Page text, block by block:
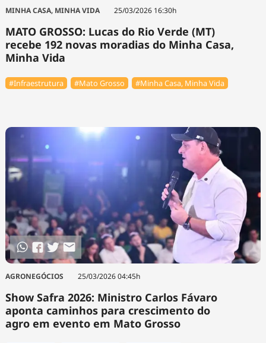
Cinema
Infraestrutura
Tempo
MINHA CASA, MINHA VIDA 25/03/2026 16:30h
MATO GROSSO: Lucas do Rio Verde (MT)
recebe 192 novas moradias do Minha Casa,
Minha Vida
#Infraestrutura #Mato Grosso #Minha Casa, Minha Vida
AGRONEGÓCIOS 25/03/2026 04:45h
Show Safra 2026: Ministro Carlos Fávaro
aponta caminhos para crescimento do
agro em evento em Mato Grosso